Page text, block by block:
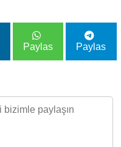
Paylas Paylas